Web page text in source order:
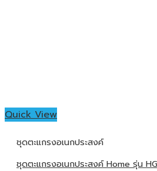
Quick View
ชุดตะแกรงอเนกประสงค์
ชุดตะแกรงอเนกประสงค์ Home รุ่น